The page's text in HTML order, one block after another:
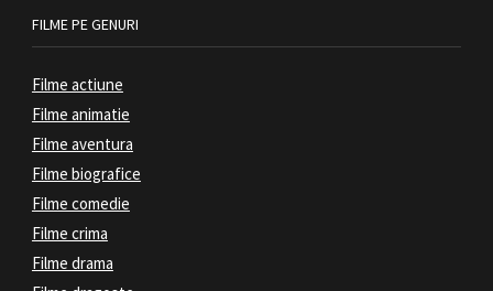
FILME PE GENURI
Filme actiune
Filme animatie
Filme aventura
Filme biografice
Filme comedie
Filme crima
Filme drama